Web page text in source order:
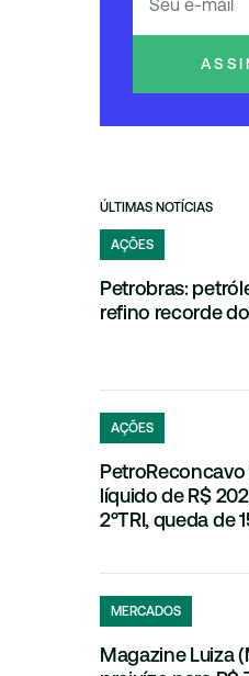
ÚLTIMAS NOTÍCIAS
AÇÕES
Petrobras:
refino recorde
AÇÕES
líquido de R$
2ºTRI, queda de
MERCADOS
Magazine Luiza